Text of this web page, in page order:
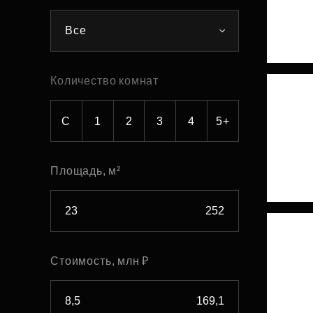
Все
Количество комнат
С 1 2 3 4 5+
Площадь, м²
Стоимость, млн ₽